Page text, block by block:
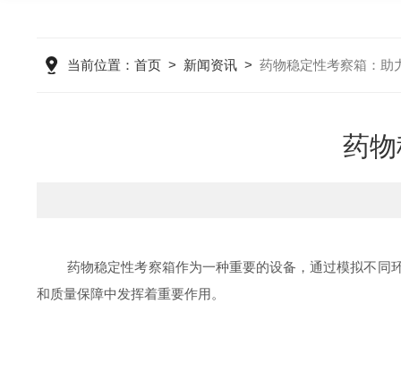
当前位置： 首页> 新闻资讯> 药物稳定性考察箱：助
药
药物稳定性考察箱作为一种重要的设备，通过模拟不同
和质量保障中发挥着重要作用。